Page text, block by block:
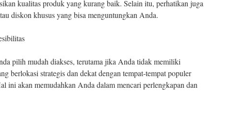
kualitas produk yang kurang baik. Selain itu, perhatikan juga
diskon khusus yang bisa menguntungkan Anda.
pilih mudah diakses, terutama jika Anda tidak memiliki
berlokasi strategis dan dekat dengan tempat-tempat populer
ini akan memudahkan Anda dalam mencari perlengkapan dan